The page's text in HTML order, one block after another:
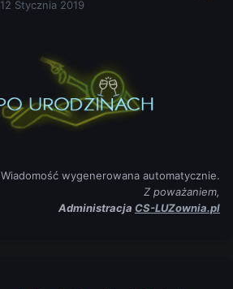
12 Stycznia 2019
Wiadomość wygenerowana automatycznie.
Z poważaniem,
Administracja CS-LUZownia.pl